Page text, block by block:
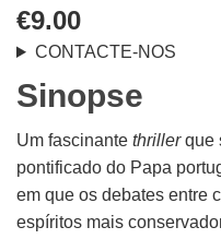
€9.00
CONTACTE-NOS
Sinopse
Um fascinante thrillerque
pontificado do Papa
em que os debates entre
espíritos mais